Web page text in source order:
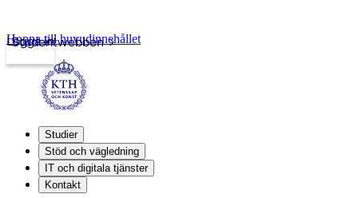
Studentwebben
Logga in
Hoppa till huvudinnehållet
Studier
Stöd och vägledning
IT och digitala tjänster
Kontakt